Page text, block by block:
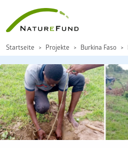
Startseite Projekte Burkina Faso